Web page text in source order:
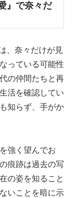
』で奈々だ
、奈々だけが見
っている可能性
の仲間たちと再
活を確認してい
知らず、手がか
強く望んでお
痕跡は過去の写
の姿を知ること
いことを暗に示